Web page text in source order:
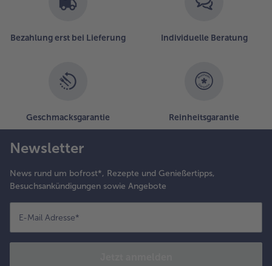
Bezahlung erst bei Lieferung Individuelle Beratung
Geschmacksgarantie Reinheitsgarantie
Newsletter
News rund um bofrost*, Rezepte und Genießertipps,
Besuchsankündigungen sowie Angebote
E-Mail Adresse*